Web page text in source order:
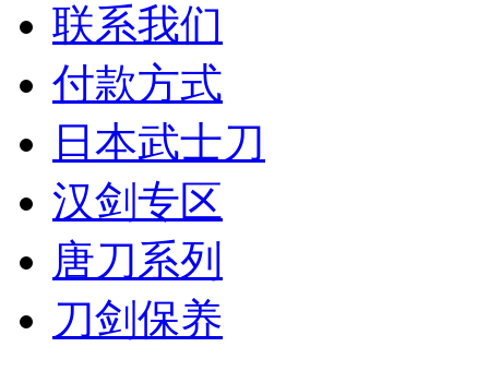
联系我们
付款方式
日本武士刀
汉剑专区
唐刀系列
刀剑保养